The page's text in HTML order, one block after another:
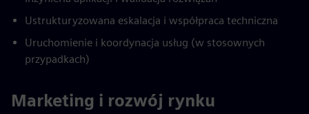
Ustrukturyzowana eskalacja i współpraca techniczna
Uruchomienie i koordynacja usług (w stosownych
przypadkach)
Marketing i rozwój rynku